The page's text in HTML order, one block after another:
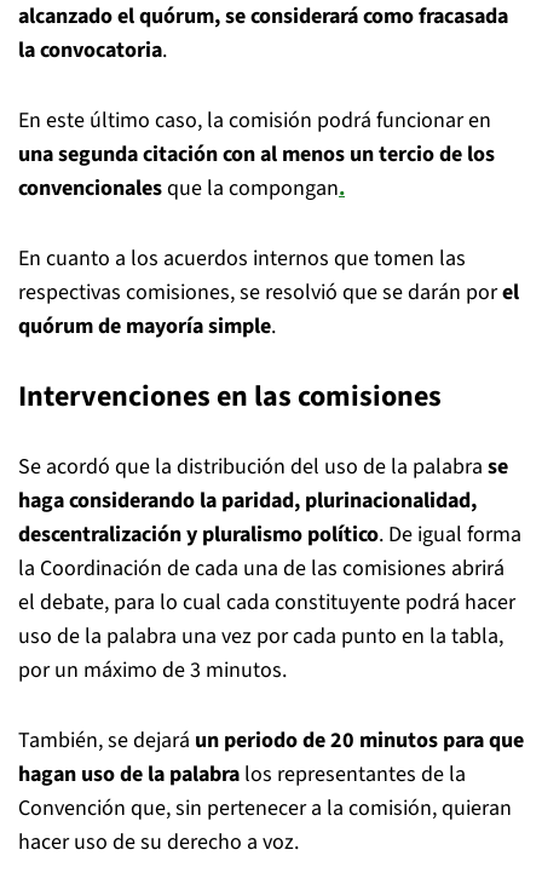
alcanzado el quórum, se considerará como fracasada
la convocatoria.
En este último caso, la comisión podrá funcionar en
una segunda citación con al menos un tercio de los
convencionalesque la compongan.
En cuanto a los acuerdos internos que tomen las
respectivas comisiones, se resolvió que se darán porel
quórum de mayoría simple.
Intervenciones en las comisiones
Se acordó que la distribución del uso de la palabra se
haga considerando la paridad, plurinacionalidad,
descentralización y pluralismo político. De igual forma
la Coordinación de cada una de las comisiones abrirá
el debate, para lo cual cada constituyente podrá hacer
uso de la palabra una vez por cada punto en la tabla,
por un máximo de 3 minutos.
También, se dejará un periodo de 20 minutos para que
hagan uso de la palabra los representantes de la
Convención que, sin pertenecer a la comisión, quieran
hacer uso de su derecho a voz.